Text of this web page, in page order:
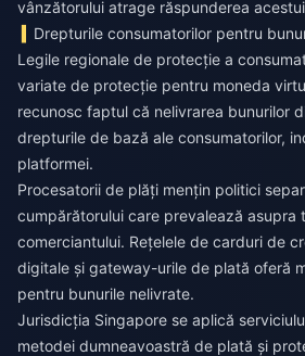
vânzătorului atrage răspunderea
Drepturile consumatorilor pentru
Legile regionale de protecție a
variate de protecție pentru moneda
recunosc faptul că nelivrarea bunurilor
drepturile de bază ale consumatorilor,
platformei.
Procesatorii de plăți mențin politici
cumpărătorului care prevalează asupra
comerciantului. Rețelele de carduri de
digitale și gateway-urile de plată oferă
pentru bunurile nelivrate.
Jurisdicția Singapore se aplică
metodei dumneavoastră de plată și